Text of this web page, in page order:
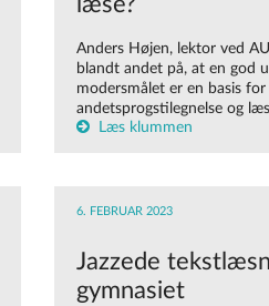
Anders Højen, lektor ved
blandt andet på, at en god
modersmålet er en basis for
andetsprogstilegnelse og
Læs klummen
6. FEBRUAR 2023
Jazzede
gymnasiet